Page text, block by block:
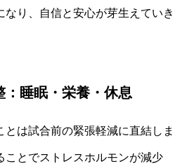
なり、自信と安心が芽生えていき
：睡眠・栄養・休息
とは試合前の緊張軽減に直結しま
ことでストレスホルモンが減少